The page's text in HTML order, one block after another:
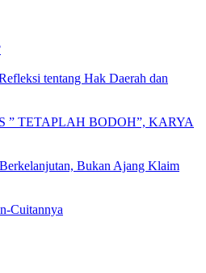
tentang Hak Daerah dan
” TETAPLAH BODOH”, KARYA
Bukan Ajang Klaim
Cuitannya